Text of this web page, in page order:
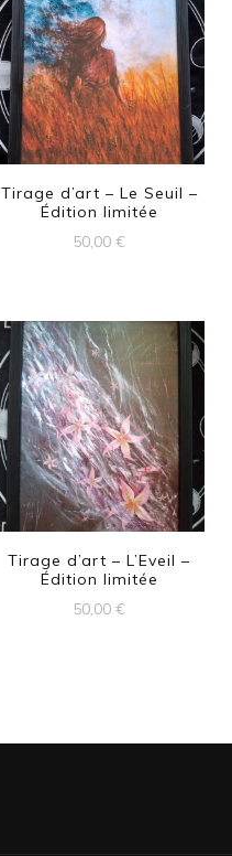
Tirage d’art – Le Seuil –
Édition limitée
50,00€
Tirage d’art – L’Eveil –
Édition limitée
50,00€